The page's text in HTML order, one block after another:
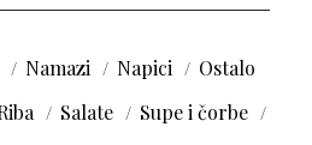
Namazi Napici
Ostalo
Salate
Supe i čorbe